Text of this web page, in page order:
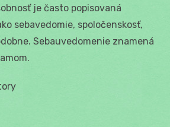
je často popisovaná
sebavedomie, spoločenskosť,
Sebauvedomenie znamená